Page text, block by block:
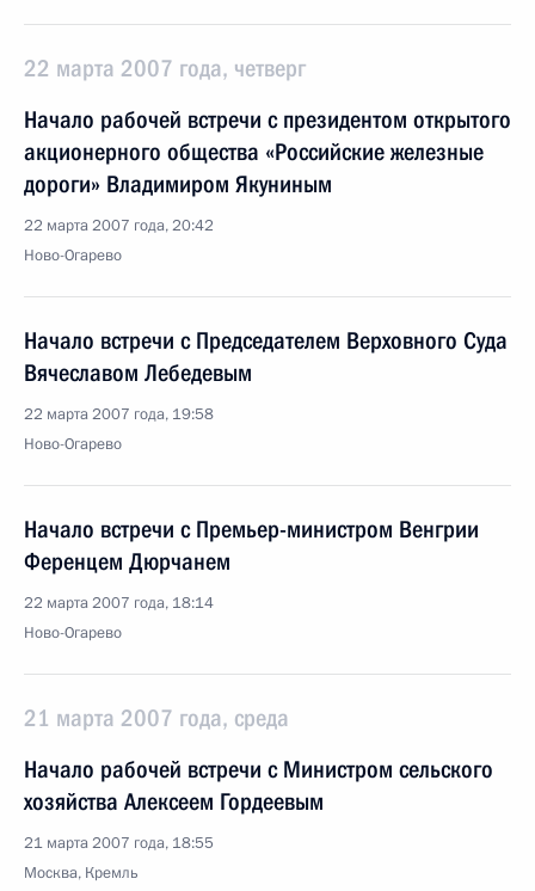
22 марта 2007 года, четверг
Начало рабочей встречи с президентом открытого
акционерного общества «Российские железные
дороги» Владимиром Якуниным
22 марта 2007 года, 20:42
Ново-Огарево
Начало встречи с Председателем Верховного Суда
Вячеславом Лебедевым
22 марта 2007 года, 19:58
Ново-Огарево
Начало встречи с Премьер-министром Венгрии
Ференцем Дюрчанем
22 марта 2007 года, 18:14
Ново-Огарево
21 марта 2007 года, среда
Начало рабочей встречи с Министром сельского
хозяйства Алексеем Гордеевым
21 марта 2007 года, 18:55
Москва, Кремль